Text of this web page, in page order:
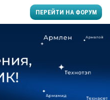
ПЕРЕЙТИ НА ФОРУМ
умельцы изготовили
Продажа готового